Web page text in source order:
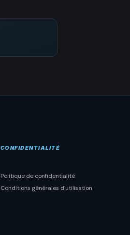
CONFIDENTIALITÉ
Politique de confidentialité
Conditions générales d'utilisation